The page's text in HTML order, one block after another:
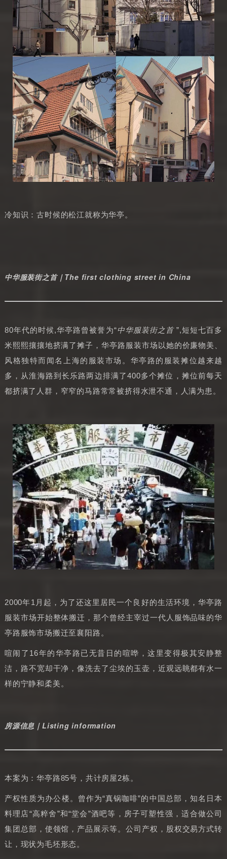
冷知识：古时候的松江就称为华亭。
中华服装街之首｜The first clothing street in China
80年代的时候,华亭路曾被誉为“中华服装街之首”,短短七百多
米熙熙攘攘地挤满了摊子，华亭路服装市场以她的价廉物美、
风格独特而闻名上海的服装市场。华亭路的服装摊位越来越
多，从淮海路到长乐路两边排满了400多个摊位，摊位前每天
都挤满了人群，窄窄的马路常常被挤得水泄不通，人满为患。
2000年1月起，为了还这里居民一个良好的生活环境，华亭路
服装市场开始整体搬迁，那个曾经主宰过一代人服饰品味的华
亭路服饰市场搬迁至襄阳路。
喧闹了16年的华亭路已无昔日的喧哗，这里变得极其安静整
洁，路不宽却干净，像洗去了尘埃的玉壶，近观远眺都有水一
样的宁静和柔美。
房源信息｜Listing information
本案为：华亭路85号，共计房屋2栋。
产权性质为办公楼。曾作为“真锅咖啡”的中国总部，知名日本
料理店“高粹舍”和“堂会”酒吧等，房子可塑性强，适合做公司
集团总部，使领馆，产品展示等。公司产权，股权交易方式转
让，现状为毛坯形态。